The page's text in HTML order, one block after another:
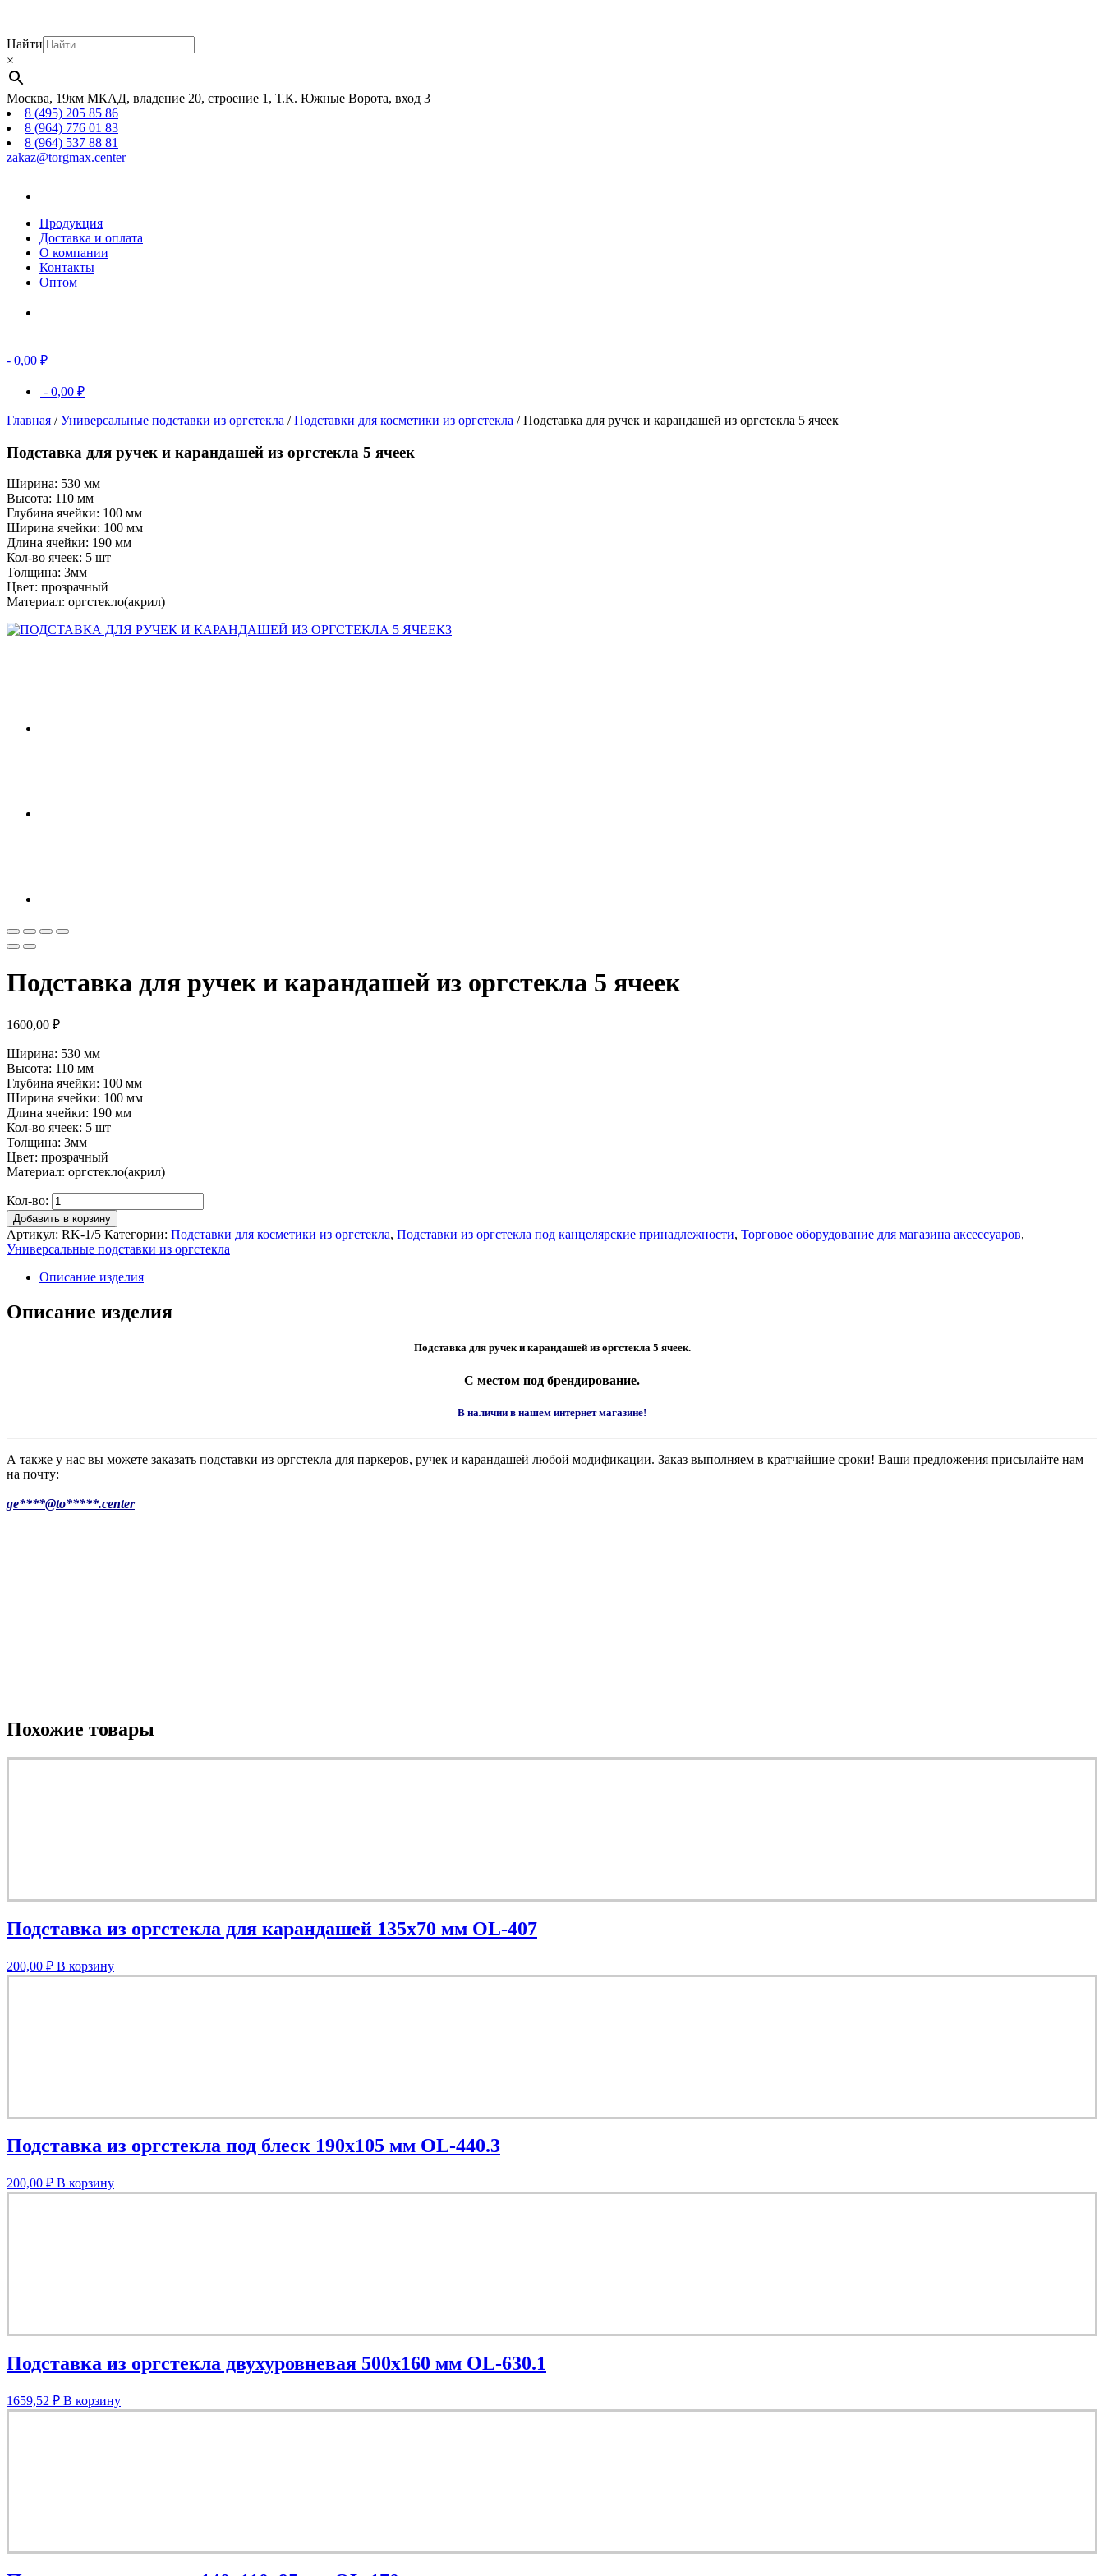
Найти
×
Москва, 19км МКАД, владение 20, строение 1, Т.К. Южные Ворота, вход 3
8 (495) 205 85 86
8 (964) 776 01 83
8 (964) 537 88 81
zakaz@torgmax.center
Продукция
Доставка и оплата
О компании
Контакты
Оптом
- 0,00 ₽
- 0,00 ₽
Главная /Универсальные подставки из оргстекла /Подставки для косметики из оргстекла / Подставка для ручек и карандашей из оргстекла 5 ячеек
Подставка для ручек и карандашей из оргстекла 5 ячеек
Ширина: 530 мм
Высота: 110 мм
Глубина ячейки: 100 мм
Ширина ячейки: 100 мм
Длина ячейки: 190 мм
Кол-во ячеек: 5 шт
Толщина: 3мм
Цвет: прозрачный
Материал: оргстекло(акрил)
Подставка для ручек и карандашей из оргстекла 5 ячеек
1600,00 ₽
Ширина: 530 мм
Высота: 110 мм
Глубина ячейки: 100 мм
Ширина ячейки: 100 мм
Длина ячейки: 190 мм
Кол-во ячеек: 5 шт
Толщина: 3мм
Цвет: прозрачный
Материал: оргстекло(акрил)
Кол-во:
Добавить в корзину
Артикул: RK-1/5 Категории: Подставки для косметики из оргстекла, Подставки из оргстекла под канцелярские принадлежности, Торговое оборудование для магазина аксессуаров,
Универсальные подставки из оргстекла
Описание изделия
Описание изделия
Подставка для ручек и карандашей из оргстекла 5 ячеек.
С местом под брендирование.
В наличии в нашем интернет магазине!
А также у нас вы можете заказать подставки из оргстекла для паркеров, ручек и карандашей любой модификации. Заказ выполняем в кратчайшие сроки! Ваши предложения присылайте нам
на почту:
ge****@to*****.center
Похожие товары
Подставка из оргстекла для карандашей 135х70 мм OL-407
200,00 ₽ В корзину
Подставка из оргстекла под блеск 190х105 мм OL-440.3
200,00 ₽ В корзину
Подставка из оргстекла двухуровневая 500х160 мм OL-630.1
1659,52 ₽ В корзину